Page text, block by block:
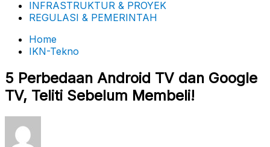
INFRASTRUKTUR & PROYEK
REGULASI & PEMERINTAH
Home
IKN-Tekno
5 Perbedaan Android TV dan Google
TV, Teliti Sebelum Membeli!